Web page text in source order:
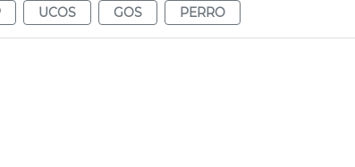
UCOS GOS PERRO